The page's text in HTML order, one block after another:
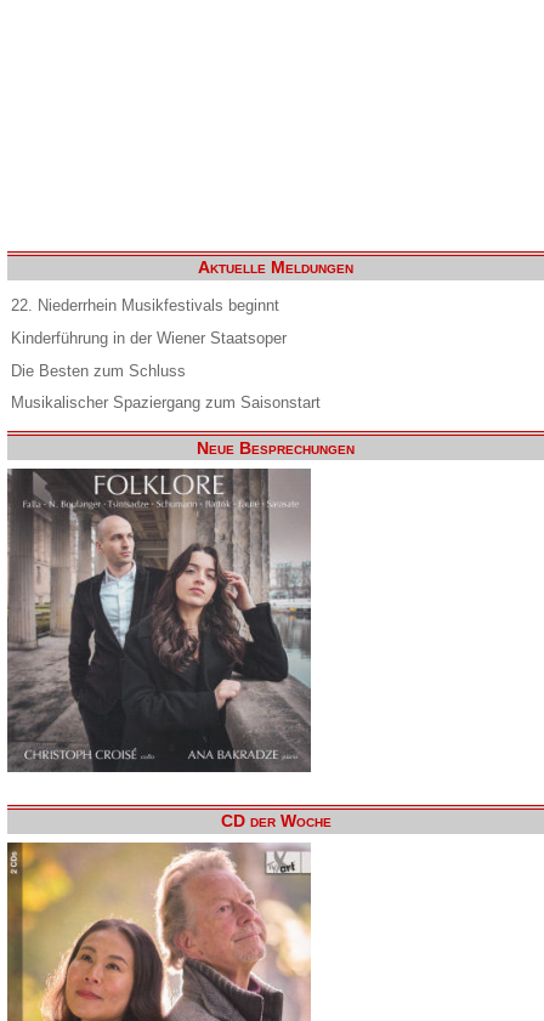
Aktuelle Meldungen
22. Niederrhein Musikfestivals beginnt
Kinderführung in der Wiener Staatsoper
Die Besten zum Schluss
Musikalischer Spaziergang zum Saisonstart
Neue Besprechungen
CD der Woche